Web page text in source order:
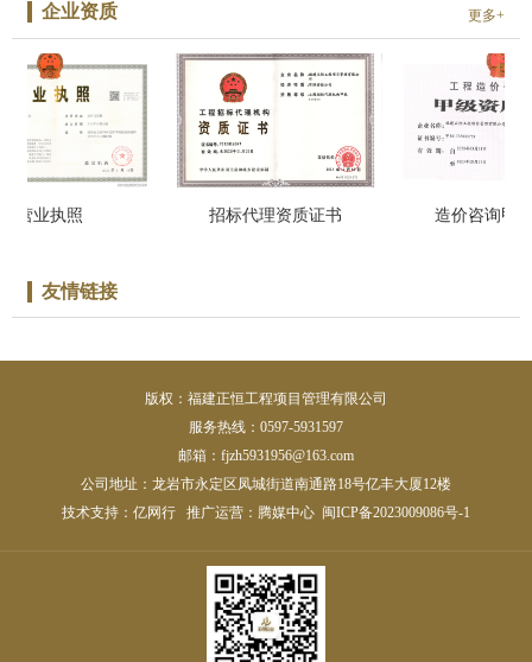
企业资质 更多+
营业执照 招标代理资质证书 造价咨询甲
友情链接
版权：福建正恒工程项目管理有限公司
服务热线：0597-5931597
邮箱：fjzh5931956@163.com
公司地址：龙岩市永定区凤城街道南通路18号亿丰大厦12楼
技术支持： 亿网行 推广运营： 腾媒中心 闽ICP备2023009086号-1